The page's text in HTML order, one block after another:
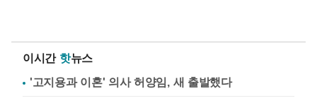
이시간 핫뉴스
'고지용과 이혼' 의사 허양임, 새 출발했다